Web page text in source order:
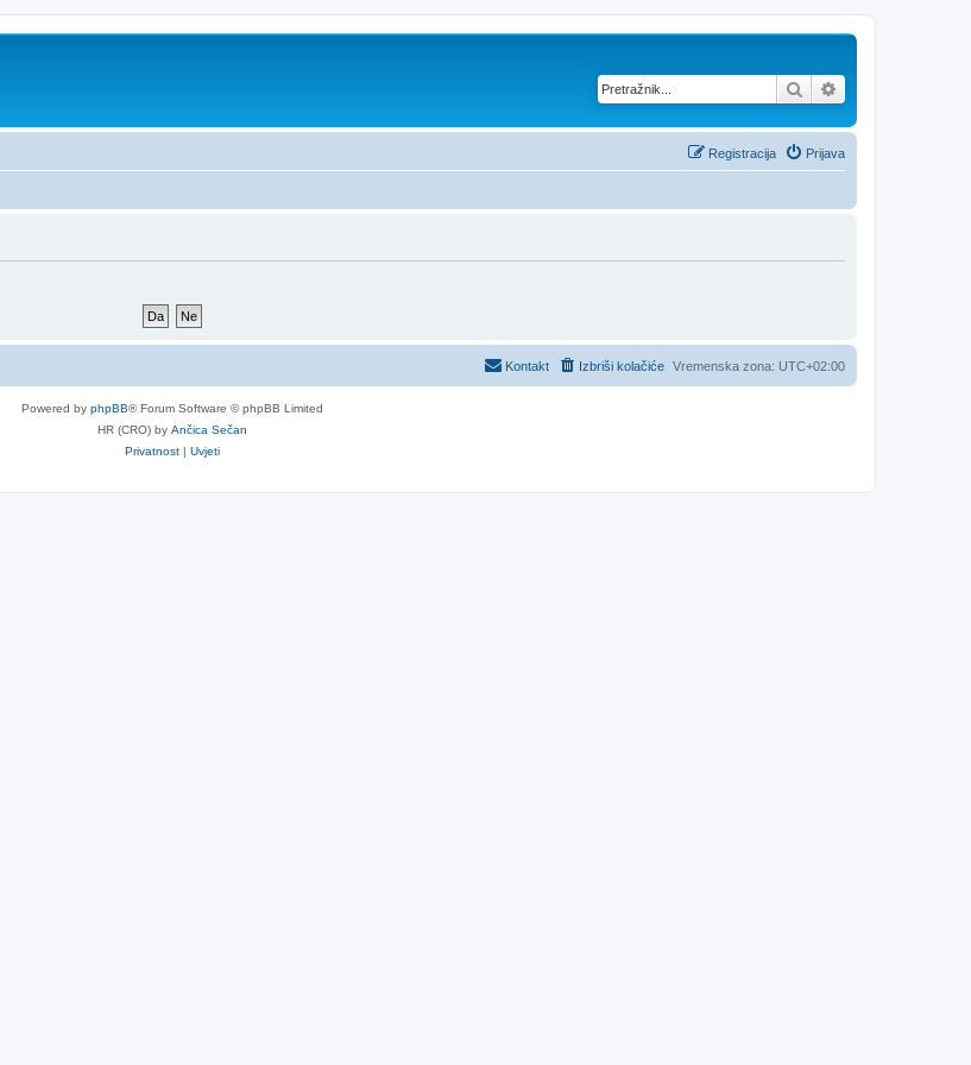
Pretražnik
Prijava
Registracija
Vremenska zona: UTC+02:00
Izbriši kolačiće
Kontakt
Powered by phpBB® Forum Software © phpBB Limited
HR (CRO) by Ančica Sečan
Privatnost | Uvjeti